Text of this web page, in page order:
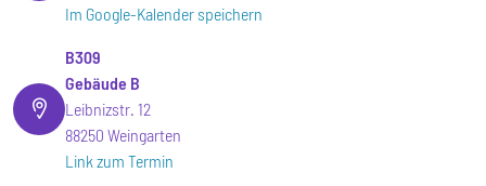
Im Google-Kalender speichern
B309
Gebäude B
Leibnizstr. 12
88250 Weingarten
Link zum Termin